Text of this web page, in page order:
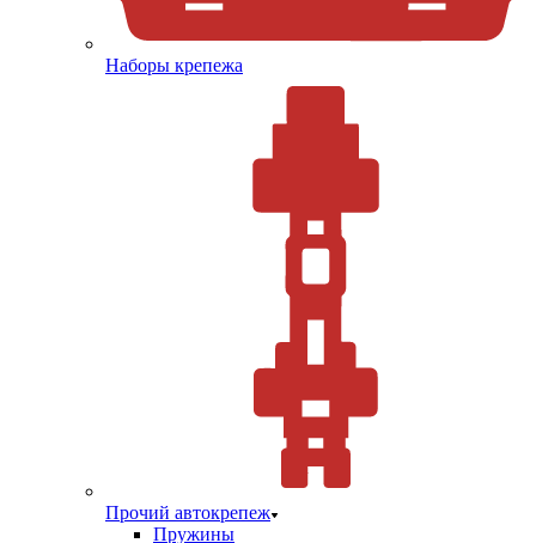
Наборы крепежа
Прочий автокрепеж
Пружины